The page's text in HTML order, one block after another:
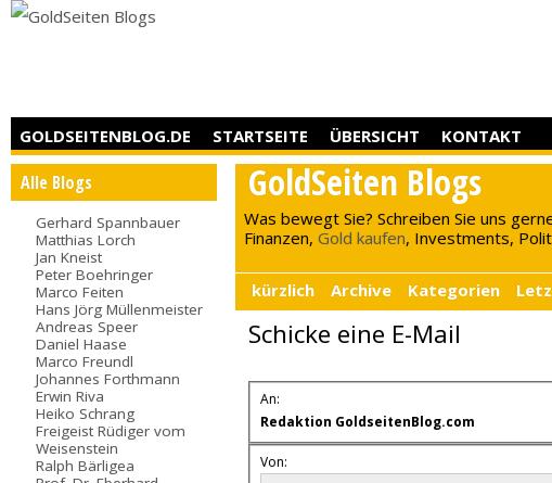
GOLDSEITENBLOG.DE STARTSEITE ÜBERSICHT KONTAKT
Alle Blogs
Gerhard Spannbauer
Matthias Lorch
Jan Kneist
Peter Boehringer
Marco Feiten
Hans Jörg Müllenmeister
Andreas Speer
Daniel Haase
Marco Freundl
Johannes Forthmann
Erwin Riva
Heiko Schrang
Freigeist Rüdiger vom
Weisenstein
Ralph Bärligea
GoldSeiten Blogs
Was bewegt Sie? Schreiben Sie uns
Finanzen,Gold kaufen, Investments,
kürzlich Archive Kategorien
Schicke eine E-Mail
An:
Redaktion GoldseitenBlog.com
Von: